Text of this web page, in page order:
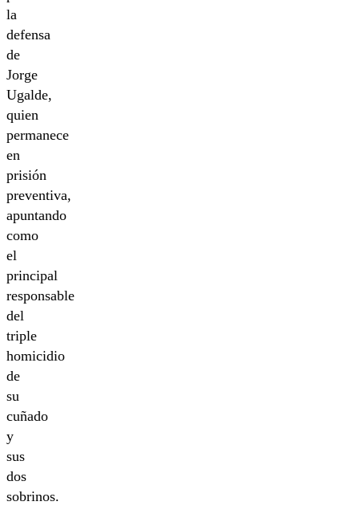
la
defensa
de
Jorge
Ugalde,
quien
permanece
en
prisión
preventiva,
apuntando
como
el
principal
responsable
del
triple
homicidio
de
su
cuñado
y
sus
dos
sobrinos.